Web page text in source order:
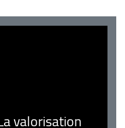
valorisation